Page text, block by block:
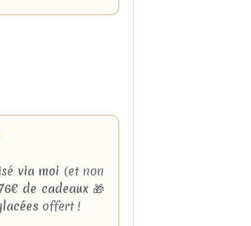
via moi (et non
de cadeaux🎁
offert !